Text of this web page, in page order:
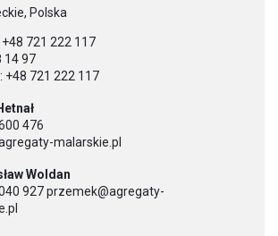
Polska
721 222 117
14 97
+48 721 222 117
476
malarskie.pl
Woldan
927 przemek@agregaty-